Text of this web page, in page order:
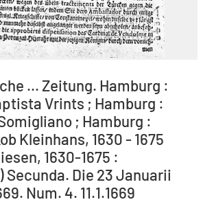
... Zeitung. Hamburg :
Vrints ; Hamburg :
; Hamburg :
Kleinhans, 1630 - 1675
1630-1675 :
Secunda. Die 23 Januarii
Num. 4. 11.1.1669